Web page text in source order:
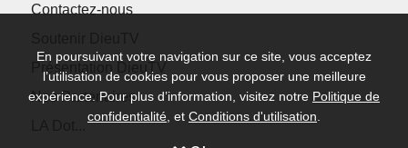
Contactez-nous
Présentation DieuTV
Nos Partenaires
En poursuivant votre navigation sur ce site, vous acceptez
l’utilisation de cookies pour vous proposer une meilleure
expérience. Pour plus d’information, visitez notre Politique de
confidentialité , et Conditions d'utilisation